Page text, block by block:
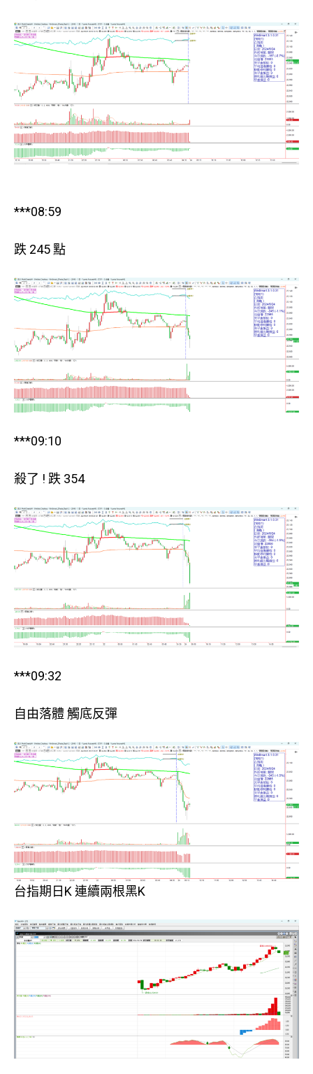
***08:59
跌 245 點
***09:10
殺了 ! 跌 354
***09:32
自由落體 觸底反彈
台指期日K 連續兩根黑K